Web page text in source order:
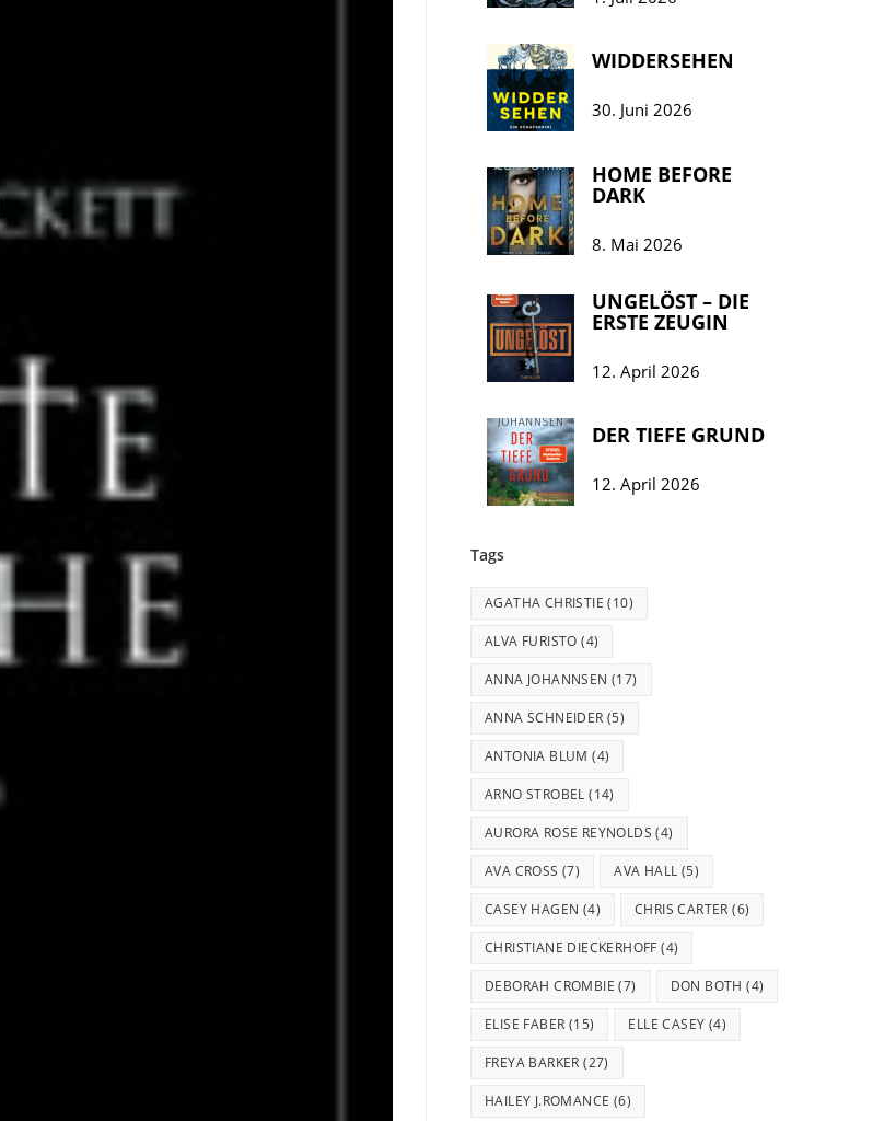
WIDDERSEHEN
30. Juni 2026
HOME BEFORE
DARK
8. Mai 2026
UNGELÖST – DIE
ERSTE ZEUGIN
12. April 2026
DER TIEFE GRUND
12. April 2026
Tags
AGATHA CHRISTIE (10)
ALVA FURISTO (4)
ANNA JOHANNSEN (17)
ANNA SCHNEIDER (5)
ANTONIA BLUM (4)
ARNO STROBEL (14)
AURORA ROSE REYNOLDS (4)
AVA CROSS (7) AVA HALL (5)
CASEY HAGEN (4) CHRIS CARTER (6)
CHRISTIANE DIECKERHOFF (4)
DEBORAH CROMBIE (7) DON BOTH (4)
ELISE FABER (15) ELLE CASEY (4)
FREYA BARKER (27)
HAILEY J.ROMANCE (6)